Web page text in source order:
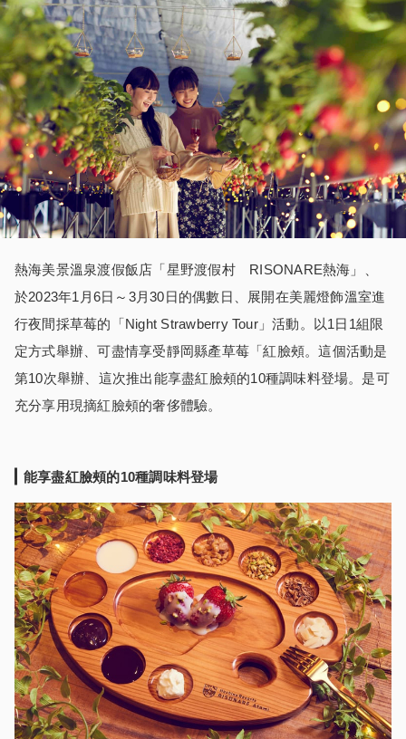
熱海美景溫泉渡假飯店「星野渡假村 RISONARE熱海」、
於2023年1月6日～3月30日的偶數日、展開在美麗燈飾溫室進
行夜間採草莓的「Night Strawberry Tour」活動。以1日1組限
定方式舉辦、可盡情享受靜岡縣產草莓「紅臉頰。這個活動是
第10次舉辦、這次推出能享盡紅臉頰的10種調味料登場。是可
充分享用現摘紅臉頰的奢侈體驗。
能享盡紅臉頰的10種調味料登場